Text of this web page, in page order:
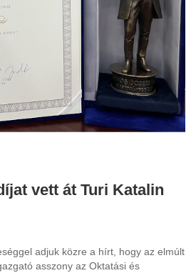
vett át Turi Katalin
adjuk közre a hírt, hogy az elmúlt
asszony az Oktatási és